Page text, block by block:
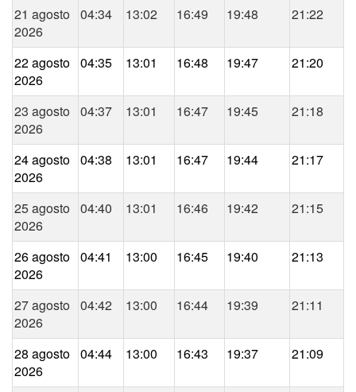
21 agosto
2026
04:34 13:02 16:49 19:48 21:22
22 agosto
2026
04:35 13:01 16:48 19:47 21:20
23 agosto
2026
04:37 13:01 16:47 19:45 21:18
24 agosto
2026
04:38 13:01 16:47 19:44 21:17
25 agosto
2026
04:40 13:01 16:46 19:42 21:15
26 agosto
2026
04:41 13:00 16:45 19:40 21:13
27 agosto
2026
04:42 13:00 16:44 19:39 21:11
28 agosto
2026
04:44 13:00 16:43 19:37 21:09